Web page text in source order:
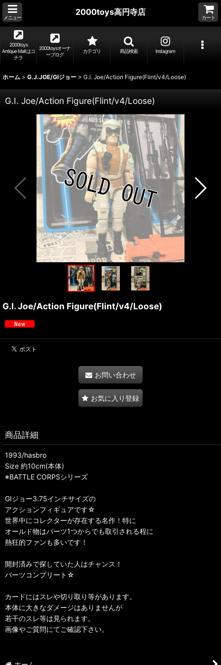
メニュー
2000toys高円寺店
カート
2000toys
Antique Mall はコ
チラ
2000toysオーナ
ーブログ
カテゴリ 商品検索 Instagram
ホーム > G.J.JOE/GIジョー > G.I. Joe/Action Figure(Flint/v4/Loose)
G.I. Joe/Action Figure(Flint/v4/Loose)
G.I. Joe/Action Figure(Flint/v4/Loose)
お問い合わせ
お気に入り登録
商品詳細
1993/hasbro
Size 約10cm(本体)
※BATTLE CORPSシリーズ
GIジョー3.75インチサイズの
アクションフィギュアです☆
世界中にコレクターが存在する名作！特に
オールド物はパーツ1つからでも取引される程に
熱狂的ファンも多いです！
開封済みで探していた人はチャンス！
パーツコンプリート☆
カードにはスレや切り取り等があります。
本体に大きなダメージはありませんが
若干のスレ等は見られます。
画像やご質問にてご確認下さい。